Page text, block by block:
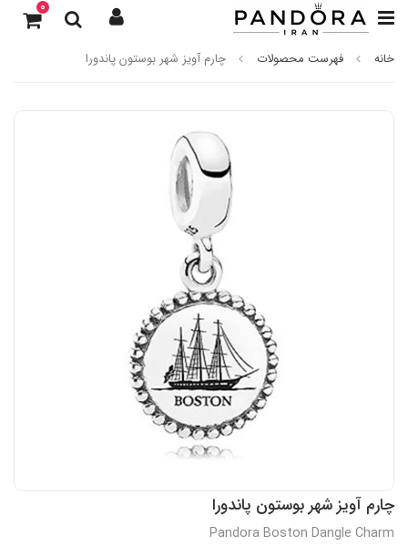
0
خانه فهرست محصولات چارم آویز شهر بوستون پاندورا
چارم آویز شهر بوستون پاندورا
Pandora Boston Dangle Charm